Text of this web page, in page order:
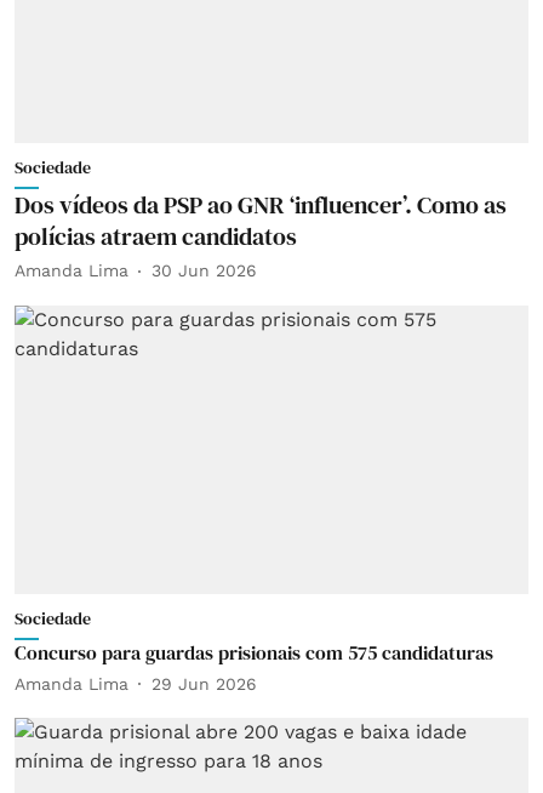
Sociedade
Dos vídeos da PSP ao GNR ‘influencer’. Como as
polícias atraem candidatos
Amanda Lima 30 Jun 2026
Sociedade
Concurso para guardas prisionais com 575 candidaturas
Amanda Lima 29 Jun 2026